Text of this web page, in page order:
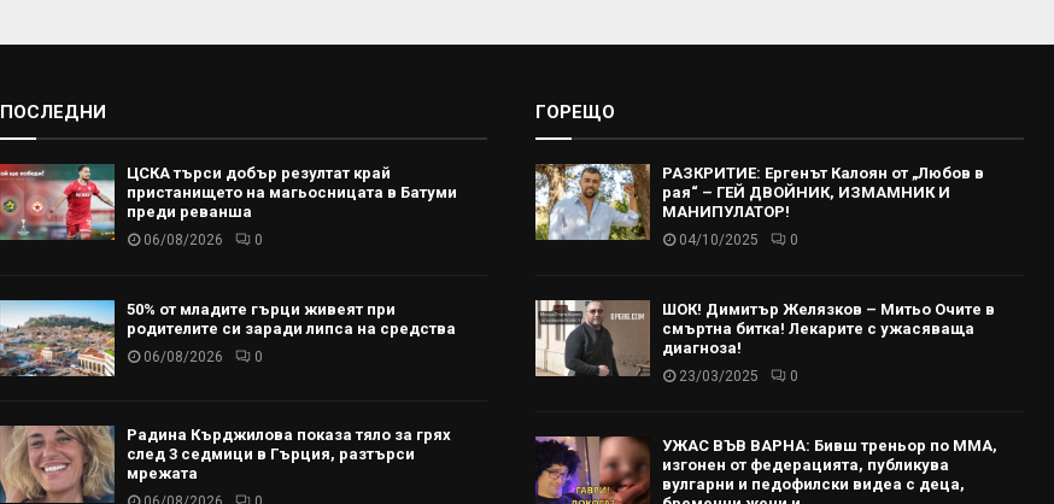
ПОСЛЕДНИ
ЦСКА търси добър резултат край
пристанището на магьосницата в Батуми
преди реванша
06/08/2026 0
50% от младите гърци живеят при
родителите си заради липса на средства
06/08/2026 0
Радина Кърджилова показа тяло за грях
след 3 седмици в Гърция, разтърси
мрежата
ГОРЕЩО
РАЗКРИТИЕ: Ергенът Калоян от „Любов в
рая“ – ГЕЙ ДВОЙНИК, ИЗМАМНИК И
МАНИПУЛАТОР!
04/10/2025 0
ШОК! Димитър Желязков – Митьо Очите в
смъртна битка! Лекарите с ужасяваща
диагноза!
23/03/2025 0
УЖАС ВЪВ ВАРНА: Бивш треньор по ММА,
изгонен от федерацията, публикува
вулгарни и педофилски видеа с деца,